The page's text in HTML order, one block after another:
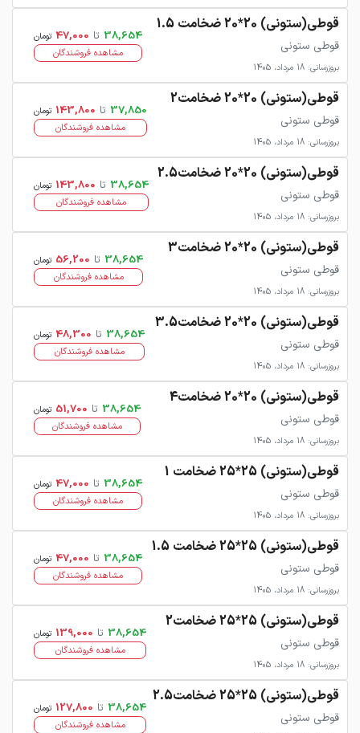
قوطی(ستونی) 20*20 ضخامت 1.5
قوطی ستونی
بروزرسانی: 18 مرداد، 1405
38,654 تا 47,000 تومان
مشاهده فروشندگان
قوطی(ستونی) 20*20 ضخامت2
قوطی ستونی
بروزرسانی: 18 مرداد، 1405
37,850 تا 143,800 تومان
مشاهده فروشندگان
قوطی(ستونی) 20*20 ضخامت2.5
قوطی ستونی
بروزرسانی: 18 مرداد، 1405
38,654 تا 143,800 تومان
مشاهده فروشندگان
قوطی(ستونی) 20*20 ضخامت3
قوطی ستونی
بروزرسانی: 18 مرداد، 1405
38,654 تا 56,200 تومان
مشاهده فروشندگان
قوطی(ستونی) 20*20 ضخامت3.5
قوطی ستونی
بروزرسانی: 18 مرداد، 1405
38,654 تا 48,300 تومان
مشاهده فروشندگان
قوطی(ستونی) 20*20 ضخامت4
قوطی ستونی
بروزرسانی: 18 مرداد، 1405
38,654 تا 51,700 تومان
مشاهده فروشندگان
قوطی(ستونی) 25*25 ضخامت 1
قوطی ستونی
بروزرسانی: 18 مرداد، 1405
38,654 تا 47,000 تومان
مشاهده فروشندگان
قوطی(ستونی) 25*25 ضخامت 1.5
قوطی ستونی
بروزرسانی: 18 مرداد، 1405
38,654 تا 47,000 تومان
مشاهده فروشندگان
قوطی(ستونی) 25*25 ضخامت2
قوطی ستونی
بروزرسانی: 18 مرداد، 1405
38,654 تا 139,000 تومان
مشاهده فروشندگان
قوطی(ستونی) 25*25 ضخامت2.5
قوطی ستونی
38,654 تا 127,800 تومان
مشاهده فروشندگان